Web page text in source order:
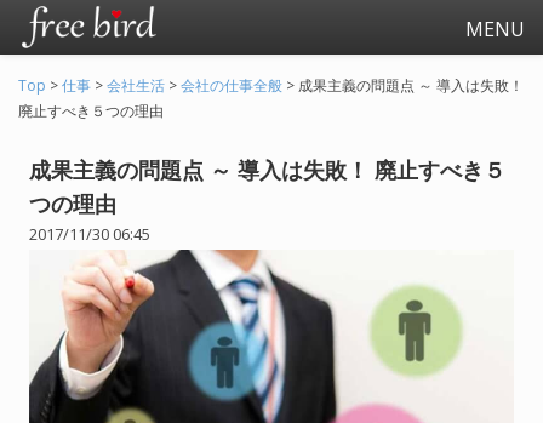
MENU
起業
会社生活
会社の仕事全般
Top >仕事 >会社生活 >会社の仕事全般 > 成果主義の問題点 ～ 導入は失敗！
廃止すべき５つの理由
成果主義の問題点 ～ 導入は失敗！ 廃止すべき５
つの理由
2017/11/30 06:45